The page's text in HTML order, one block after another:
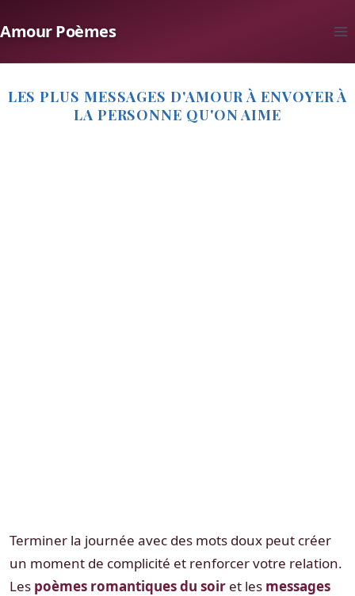
au
Amour Poèmes
LES PLUS MESSAGES D'AMOUR À ENVOYER À
LA PERSONNE QU'ON AIME
Terminer la journée avec des mots doux peut créer
un moment de complicité et renforcer votre relation.
Les poèmes romantiques du soir et les messages